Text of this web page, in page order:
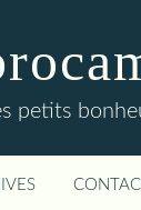
petits